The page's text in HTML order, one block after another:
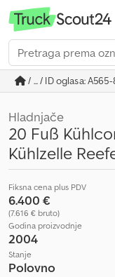
/ ... / ID oglasa:
Hladnjače
20 Fuß
Kühlzelle
Fiksna cena plus PDV
6.400 €
(7.616 € bruto)
Godina proizvodnje
2004
Stanje
Polovno